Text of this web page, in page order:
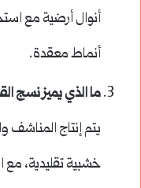
أنوال أرضية مع
أنماط معقدة.
ما الذي يميز نسج
يتم إنتاج المناشف
خشبية تقليدية، مع